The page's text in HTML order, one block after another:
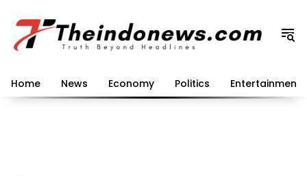
konten
Home News Economy Politics Entertainment